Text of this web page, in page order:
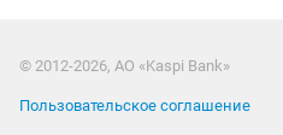
Электроника в Казахстане
© 2012-2026, АО «Kaspi Bank»
Пользовательское соглашение